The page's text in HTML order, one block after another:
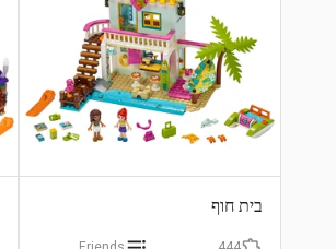
בית חוף